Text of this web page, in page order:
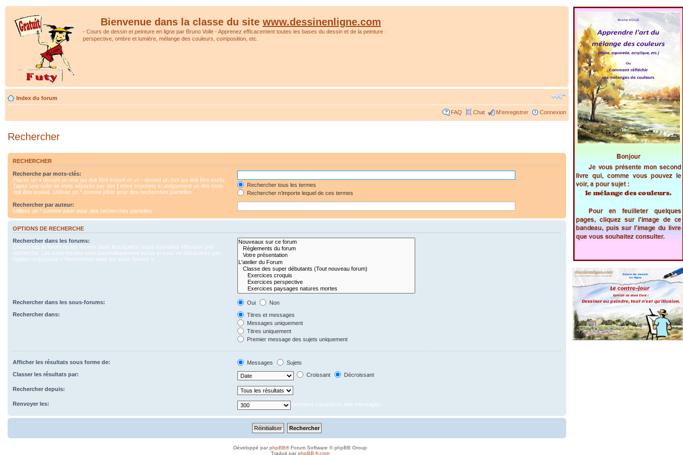
Bienvenue dans la classe du site www.dessinenligne.com
- Cours de dessin et peinture en ligne par Bruno Volle - Apprenez efficacement toutes les bases du dessin et de la peinture :
perspective, ombre et lumière, mélange des couleurs, composition, etc.
Index du forum
FAQ Chat M’enregistrer Connexion
Rechercher
RECHERCHER
Recherche par mots-clés:
Placez un + devant un mot qui doit être trouvé et un - devant un mot qui doit être exclu.
Tapez une suite de mots séparés par des | entre crochets si uniquement un des mots
doit être trouvé. Utilisez un * comme joker pour des recherches partielles.
Rechercher tous les termes
Rechercher n’importe lequel de ces termes
Rechercher par auteur:
Utilisez un * comme joker pour des recherches partielles.
OPTIONS DE RECHERCHE
Rechercher dans les forums:
Choisissez le forum ou les forums dans le(s)quel(s) vous souhaitez effectuer une
recherche. Les sous-forums sont automatiquement inclus si vous ne désactivez pas
l’option ci-dessous « Rechercher dans les sous-forums ».
Rechercher dans les sous-forums: Oui
Non
Rechercher dans:
Titres et messages
Messages uniquement
Titres uniquement
Premier message des sujets uniquement
Afficher les résultats sous forme de: Messages
Sujets
Classer les résultats par:
Croissant Décroissant
Rechercher depuis:
Renvoyer les: premiers caractères des messages
Développé parphpBB® Forum Software © phpBB Group
Traduit parphpBB-fr.com